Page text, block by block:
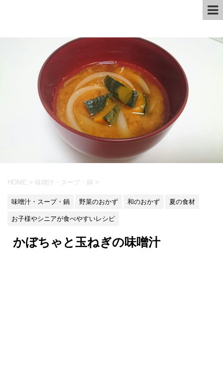
HOME > 味噌汁・スープ・鍋 >
味噌汁・スープ・鍋 野菜のおかず 和のおかず 夏の食材
お子様やシニアが食べやすいレシピ
かぼちゃと玉ねぎの味噌汁